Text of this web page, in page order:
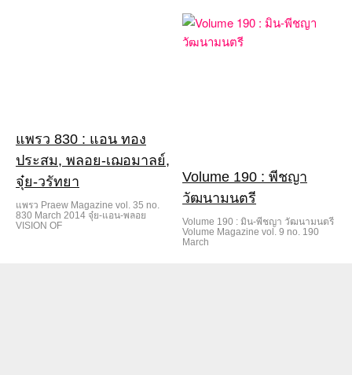
แพรว 830 : แอน ทอง
ประสม, พลอย-เฌอมาลย์,
จุ๋ย-วรัทยา
แพรว Praew Magazine vol. 35 no.
830 March 2014 จุ๋ย-แอน-พลอย
VISION OF
Volume 190 : พีชญา
วัฒนามนตรี
Volume 190 : มิน-พีชญา วัฒนามนตรี
Volume Magazine vol. 9 no. 190
March